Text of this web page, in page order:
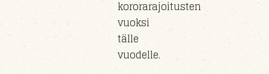
kororarajoitusten
vuoksi
tälle
vuodelle.